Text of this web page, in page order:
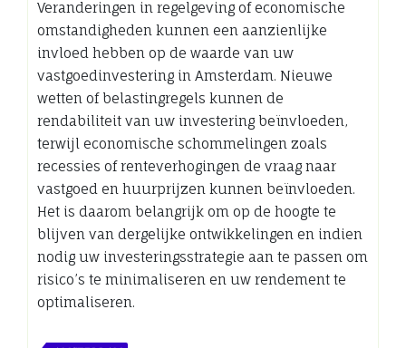
Veranderingen in regelgeving of economische
omstandigheden kunnen een aanzienlijke
invloed hebben op de waarde van uw
vastgoedinvestering in Amsterdam. Nieuwe
wetten of belastingregels kunnen de
rendabiliteit van uw investering beïnvloeden,
terwijl economische schommelingen zoals
recessies of renteverhogingen de vraag naar
vastgoed en huurprijzen kunnen beïnvloeden.
Het is daarom belangrijk om op de hoogte te
blijven van dergelijke ontwikkelingen en indien
nodig uw investeringsstrategie aan te passen om
risico’s te minimaliseren en uw rendement te
optimaliseren.